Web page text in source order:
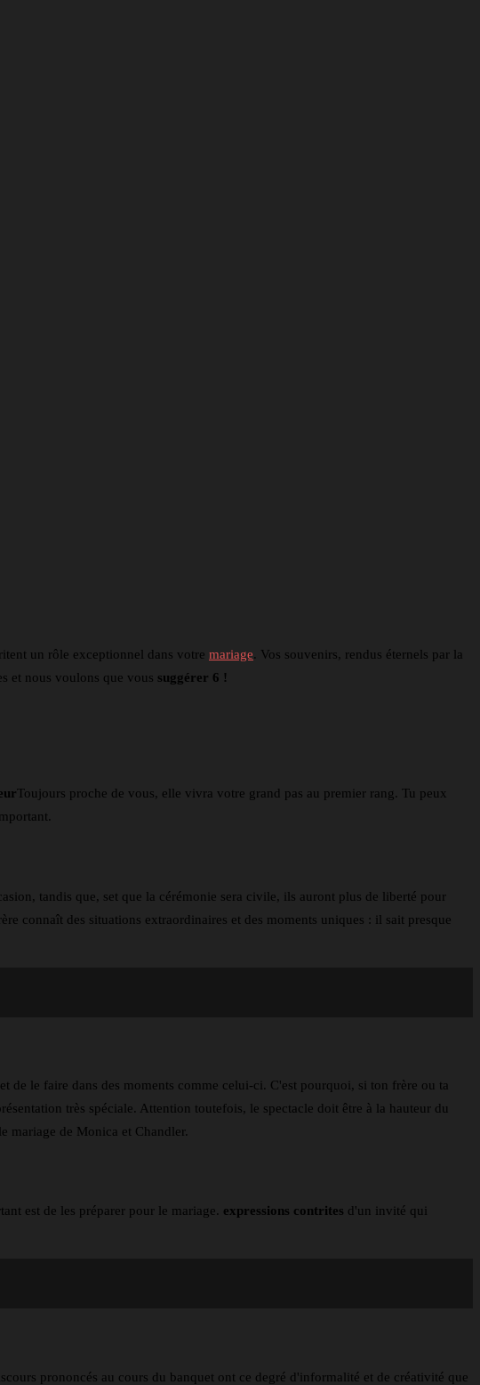
un rôle exceptionnel dans votre mariage. Vos souvenirs, rendus éternels par la
et nous voulons que vous suggérer 6 !
Toujours proche de vous, elle vivra votre grand pas au premier rang. Tu peux
tandis que, set que la cérémonie sera civile, ils auront plus de liberté pour
connaît des situations extraordinaires et des moments uniques : il sait presque
de le faire dans des moments comme celui-ci. C'est pourquoi, si ton frère ou ta
très spéciale. Attention toutefois, le spectacle doit être à la hauteur du
mariage de Monica et Chandler.
est de les préparer pour le mariage. expressions contrites d'un invité qui
prononcés au cours du banquet ont ce degré d'informalité et de créativité que